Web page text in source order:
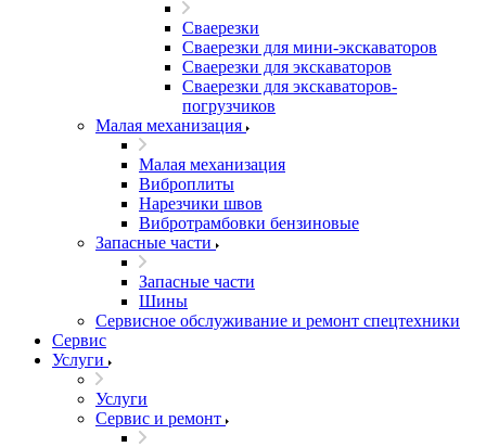
Сваерезки
Сваерезки для мини-экскаваторов
Сваерезки для экскаваторов
Сваерезки для экскаваторов-
погрузчиков
Малая механизация
Малая механизация
Виброплиты
Нарезчики швов
Вибротрамбовки бензиновые
Запасные части
Запасные части
Шины
Сервисное обслуживание и ремонт спецтехники
Сервис
Услуги
Услуги
Сервис и ремонт